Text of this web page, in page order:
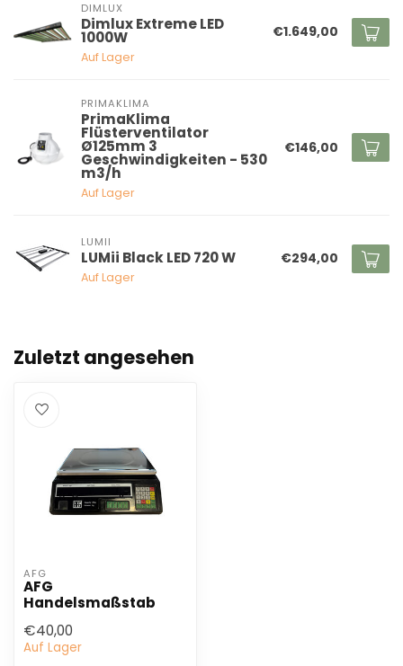
DIMLUX
Dimlux Extreme LED
1000W
Auf Lager
€1.649,00
PRIMAKLIMA
PrimaKlima
Flüsterventilator
Ø125mm 3
Geschwindigkeiten - 530
m3/h
Auf Lager
€146,00
LUMII
LUMii Black LED 720 W
Auf Lager
€294,00
Zuletzt angesehen
AFG
AFG
Handelsmaßstab
€40,00
Auf Lager